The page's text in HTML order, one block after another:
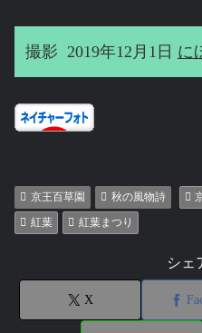
撮影 2019年12月1日 に
京王百草園 秋の風物詩
紅葉
紅葉まつり
シェ
X